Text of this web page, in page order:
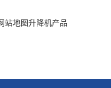
升降机产品
站地图